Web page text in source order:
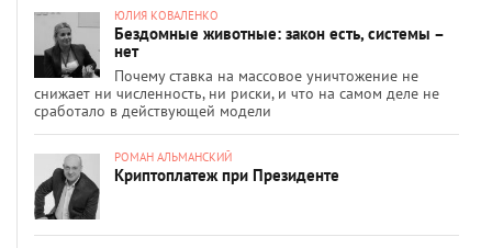
ЮЛИЯ КОВАЛЕНКО
Бездомные животные: закон есть, системы –
нет
Почему ставка на массовое уничтожение не
снижает ни численность, ни риски, и что на самом деле не
сработало в действующей модели
РОМАН АЛЬМАНСКИЙ
Криптоплатеж при Президенте